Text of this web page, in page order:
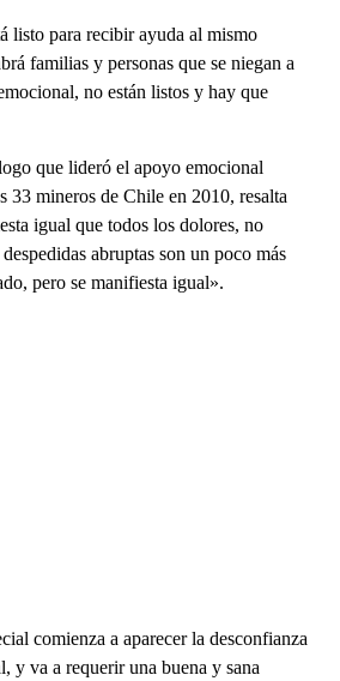
listo para recibir ayuda al mismo
familias y personas que se niegan a
no están listos y hay que
que lideró el apoyo emocional
33 mineros de Chile en 2010, resalta
igual que todos los dolores, no
abruptas son un poco más
pero se manifiesta igual».
comienza a aparecer la desconfianza
y va a requerir una buena y sana